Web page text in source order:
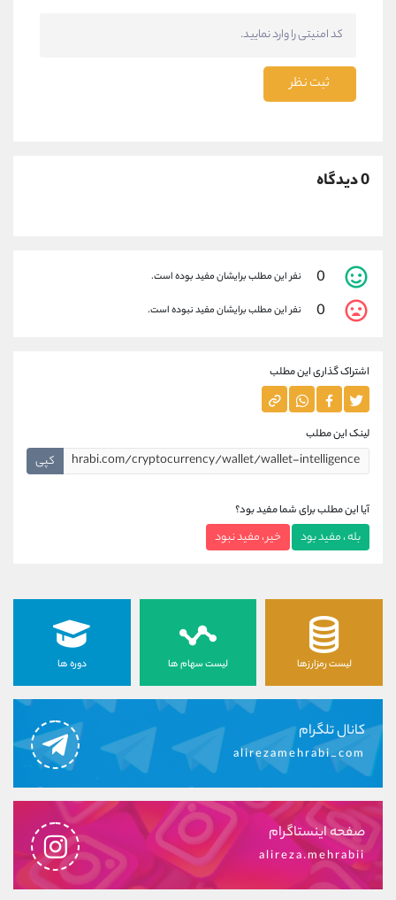
ثبت نظر
0 دیدگاه
0 نفر این مطلب برایشان مفید بوده است.
0 نفر این مطلب برایشان مفید نبوده است.
اشتراک گذاری این مطلب
لینک این مطلب
کپی
آیا این مطلب برای شما مفید بود؟
بله ، مفید بود خیر ، مفید نبود
لیست رمزارزها لیست سهام ها دوره ها
کانال تلگرام
alirezamehrabi_com
صفحه اینستاگرام
alireza.mehrabii